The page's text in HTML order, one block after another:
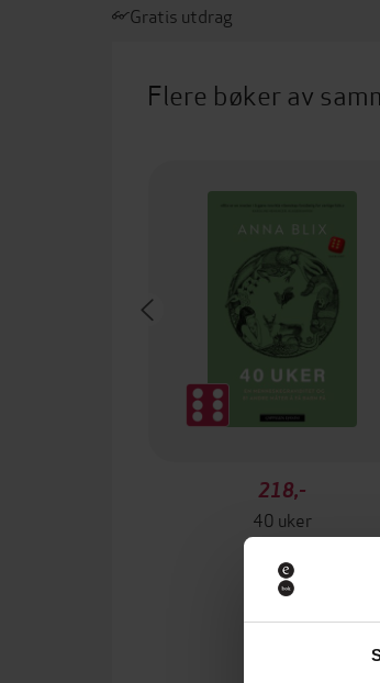
Gratis utdrag
Flere bøker av
218,-
40 uker
Anna Blix
EBOK